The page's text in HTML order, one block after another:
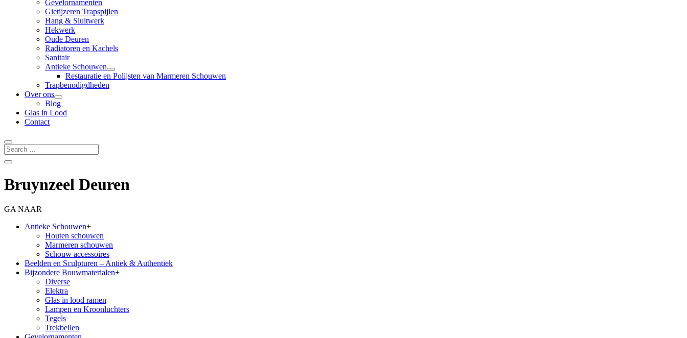
Gevelornamenten
Gietijzeren Trapspijlen
Hang & Sluitwerk
Hekwerk
Oude Deuren
Radiatoren en Kachels
Sanitair
Antieke Schouwen
Restauratie en Polijsten van Marmeren Schouwen
Trapbenodigdheden
Over ons
Blog
Glas in Lood
Contact
Bruynzeel Deuren
GA NAAR
Antieke Schouwen+
Houten schouwen
Marmeren schouwen
Schouw accessoires
Beelden en Sculpturen – Antiek & Authentiek
Bijzondere Bouwmaterialen+
Diverse
Elektra
Glas in lood ramen
Lampen en Kroonluchters
Tegels
Trekbellen